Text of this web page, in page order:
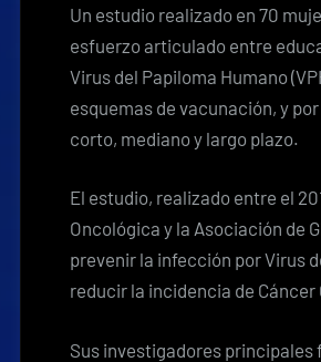
Un estudio realizado en 70
esfuerzo articulado entre
Virus del Papiloma Humano
esquemas de vacunación, y
corto, mediano y largo plazo.
El estudio, realizado entre el
Oncológica y la Asociación de
prevenir la infección por Virus
reducir la incidencia de
Sus investigadores principales